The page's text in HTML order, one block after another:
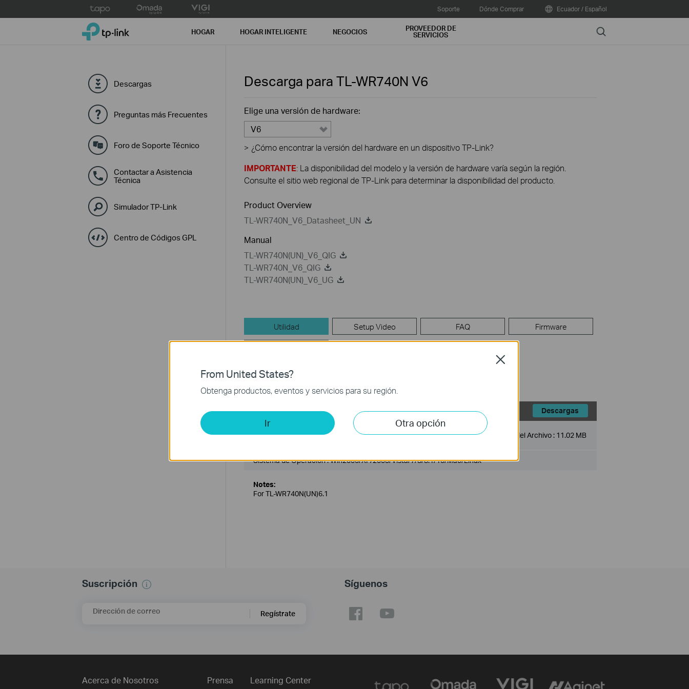
to
Soporte Dónde Comprar Ecuador / Español
TP-Link, Reliably Smart HOGAR HOGAR INTELIGENTE NEGOCIOS PROVEEDOR DE
SERVICIOS Search
Descargas
Preguntas más Frecuentes
Foro de Soporte Técnico
Contactar a Asistencia
Técnica
Simulador TP-Link
Centro de Códigos GPL
Descarga para TL-WR740N V6
Elige una versión de hardware:
V6
> ¿Cómo encontrar la versión del hardware en un dispositivo TP-Link?
IMPORTANTE: La disponibilidad del modelo y la versión de hardware varía según la región.
Consulte el sitio web regional de TP-Link para determinar la disponibilidad del producto.
Product Overview
TL-WR740N_V6_Datasheet_UN
Manual
TL-WR740N(UN)_V6_QIG
TL-WR740N_V6_QIG
TL-WR740N(UN)_V6_UG
Utilidad Setup Video FAQ Firmware
Utilidad
TL-WR740N_V6_EasySetupAssistant Descargas
2015-
Idioma:Inglés Tamaño del Archivo : 11.02 MB
Sistema de Operación : Win2000/XP/2003/Vista/7/8/8.1/10/Mac/Linux
Notes:
For TL-WR740N(UN)6.1
Suscripción
Dirección de correo Regístrate
Síguenos
Acerca de Nosotros Prensa Learning Center
From United States?
Obtenga productos, eventos y servicios para su región.
Ir Otra opción
Close